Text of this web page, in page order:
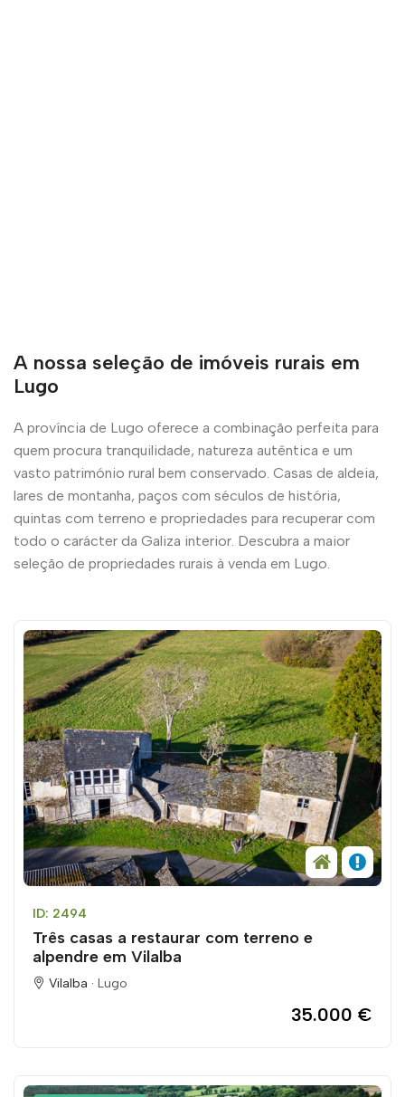
A nossa seleção de imóveis rurais em
Lugo
A província de Lugo oferece a combinação perfeita para
quem procura tranquilidade, natureza autêntica e um
vasto património rural bem conservado. Casas de aldeia,
lares de montanha, paços com séculos de história,
quintas com terreno e propriedades para recuperar com
todo o carácter da Galiza interior. Descubra a maior
seleção de propriedades rurais à venda em Lugo.
ID: 2494
Três casas a restaurar com terreno e
alpendre em Vilalba
Vilalba · Lugo
35.000 €